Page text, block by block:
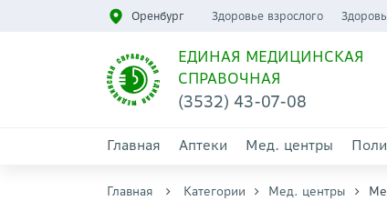
Оренбург Здоровье взрослого
ЕДИНАЯ МЕДИЦИНСКАЯ
СПРАВОЧНАЯ
(3532) 43-07-08
Главная Аптеки Мед. центры
Главная Категории Мед. центры